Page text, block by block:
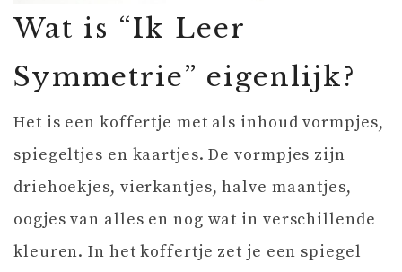
Wat is “Ik Leer
Symmetrie” eigenlijk?
Het is een koffertje met als inhoud vormpjes,
spiegeltjes en kaartjes. De vormpjes zijn
driehoekjes, vierkantjes, halve maantjes,
oogjes van alles en nog wat in verschillende
kleuren. In het koffertje zet je een spiegel